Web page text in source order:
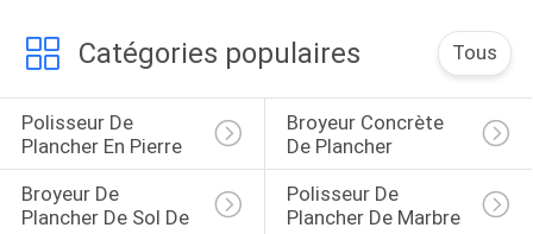
Catégories populaires Tous
Polisseur De
Plancher En Pierre
Broyeur Concrète
De Plancher
Broyeur De
Plancher De Sol De
Polisseur De
Plancher De Marbre